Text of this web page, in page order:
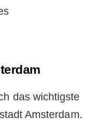
das wichtigste
Amsterdam.